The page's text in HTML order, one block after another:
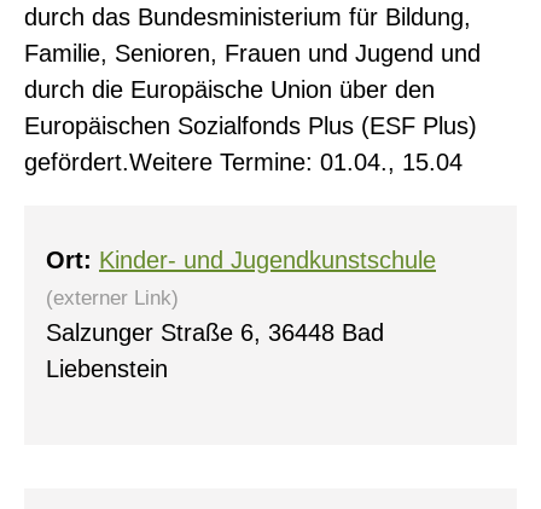
durch das Bundesministerium für Bildung,
Familie, Senioren, Frauen und Jugend und
durch die Europäische Union über den
Europäischen Sozialfonds Plus (ESF Plus)
gefördert.Weitere Termine: 01.04., 15.04
Ort: Kinder- und Jugendkunstschule
(externer Link)
Salzunger Straße 6, 36448 Bad
Liebenstein